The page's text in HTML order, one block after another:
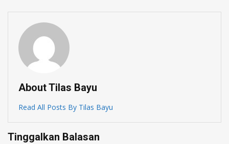
About Tilas Bayu
Read All Posts By Tilas Bayu
Tinggalkan Balasan